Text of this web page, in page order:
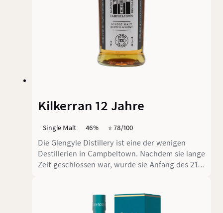
Kilkerran 12 Jahre
Single Malt 46% ⭐️ 78/100
Die Glengyle Distillery ist eine der wenigen
Destillerien in Campbeltown. Nachdem sie lange
Zeit geschlossen war, wurde sie Anfang des 21.
Unternehmen geführt werden, gehören sie in
gewisser Weise zusammen. Glengyle füllt Single